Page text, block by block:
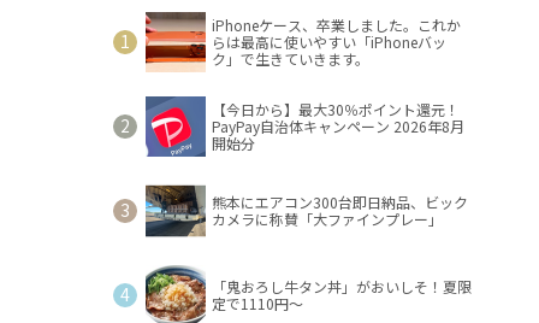
iPhoneケース、卒業しました。これか
らは最高に使いやすい「iPhoneバッ
ク」で生きていきます。
【今日から】最大30％ポイント還元！
PayPay自治体キャンペーン 2026年8月
開始分
熊本にエアコン300台即日納品、ビック
カメラに称賛「大ファインプレー」
「鬼おろし牛タン丼」がおいしそ！夏限
定で1110円～